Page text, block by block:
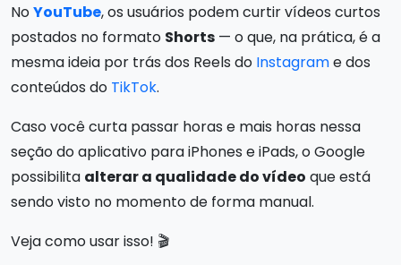
NoYouTube, os usuários podem curtir vídeos curtos
postados no formato Shorts — o que, na prática, é a
mesma ideia por trás dos Reels do Instagrame dos
conteúdos do TikTok.
Caso você curta passar horas e mais horas nessa
seção do aplicativo para iPhones e iPads, o Google
possibilita alterar a qualidade do vídeo que está
sendo visto no momento de forma manual.
Veja como usar isso! 🎬